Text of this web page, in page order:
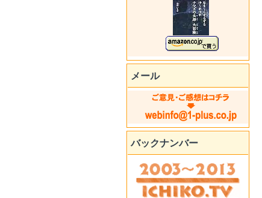
メール
バックナンバー